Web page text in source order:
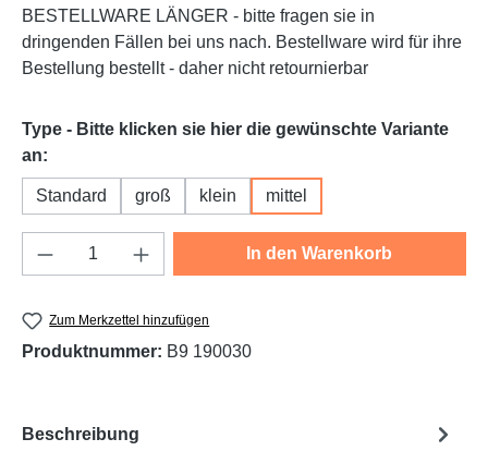
BESTELLWARE LÄNGER - bitte fragen sie in
dringenden Fällen bei uns nach. Bestellware wird für ihre
Bestellung bestellt - daher nicht retournierbar
Type - Bitte klicken sie hier die gewünschte Variante
an:
Standard groß klein mittel
Produkt Anzahl: Gib den gewünschten
In den Warenkorb
Zum Merkzettel hinzufügen
Produktnummer: B9 190030
Beschreibung